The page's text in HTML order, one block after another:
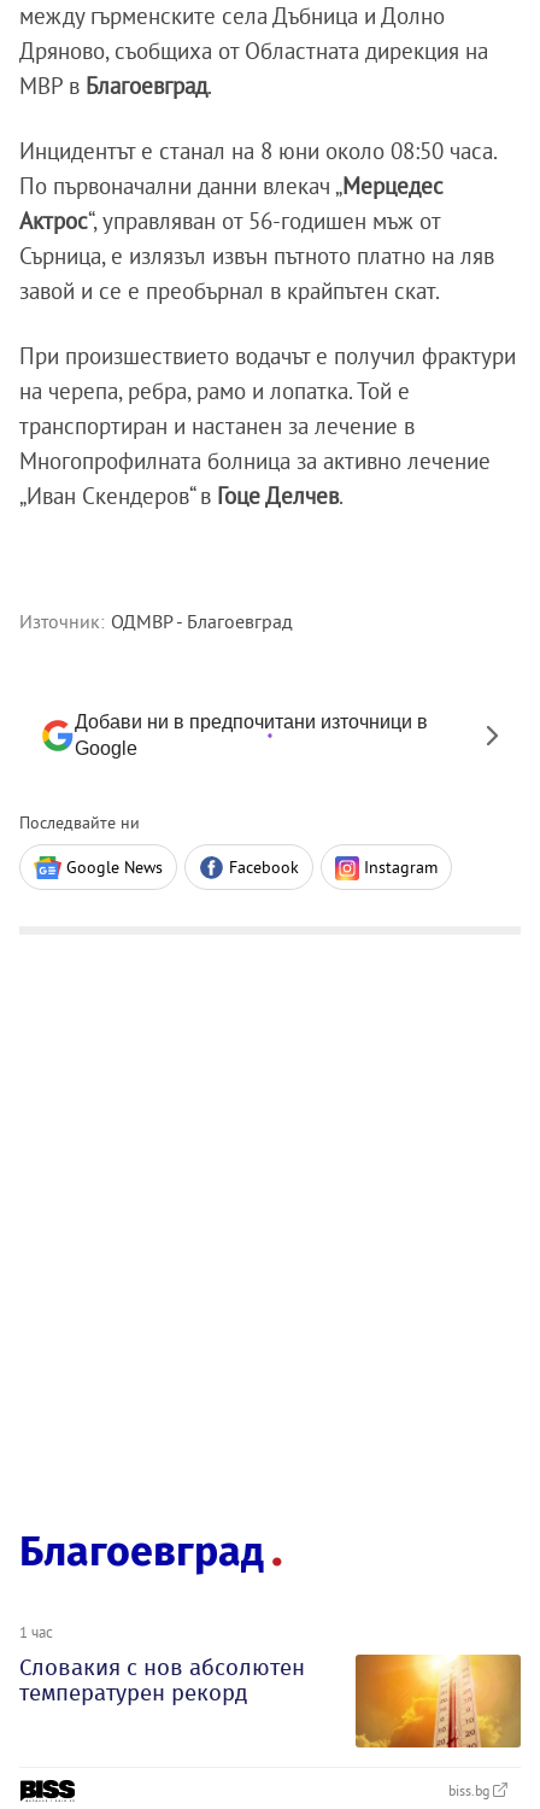
между гърменските села Дъбница и Долно
Дряново, съобщиха от Областната дирекция на
МВР в Благоевград.
Инцидентът е станал на 8 юни около 08:50 часа.
По първоначални данни влекач „Мерцедес
Актрос“, управляван от 56-годишен мъж от
Сърница, е излязъл извън пътното платно на ляв
завой и се е преобърнал в крайпътен скат.
При произшествието водачът е получил фрактури
на черепа, ребра, рамо и лопатка. Той е
транспортиран и настанен за лечение в
Многопрофилната болница за активно лечение
„Иван Скендеров“ в Гоце Делчев.
Източник: ОДМВР - Благоевград
Добави ни в предпочитани източници в
Google
Последвайте ни
Google News Facebook Instagram
Благоевград
1 час
Словакия с нов абсолютен
температурен рекорд
biss.bg